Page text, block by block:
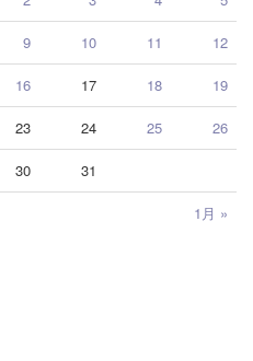
1月 »
9 10 11 12
16 17 18 19
23 24 25 26
30 31